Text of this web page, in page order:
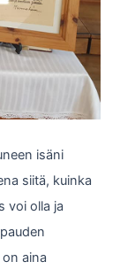
isäni
siitä, kuinka
voi olla ja
aina